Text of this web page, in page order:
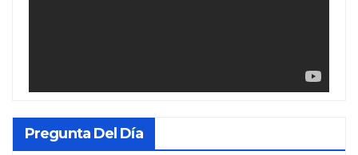
Pregunta Del Día